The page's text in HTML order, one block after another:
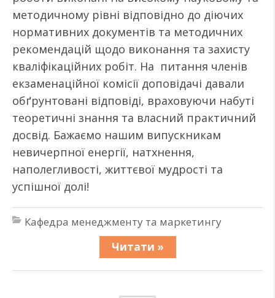
методичному рівні відповідно до діючих
нормативних документів та методичних
рекомендацій щодо виконання та захисту
кваліфікаційних робіт. На питання членів
екзаменаційної комісії доповідачі давали
обґрунтовані відповіді, враховуючи набуті
теоретичні знання та власний практичний
досвід. Бажаємо нашим випускникам
невичерпної енергії, натхнення,
наполегливості, життєвої мудрості та
успішної долі!
Кафедра менеджменту та маркетингу
Читати »